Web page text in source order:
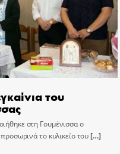
του
στη Γουμένισσα ο
το κυλικείο του[…]